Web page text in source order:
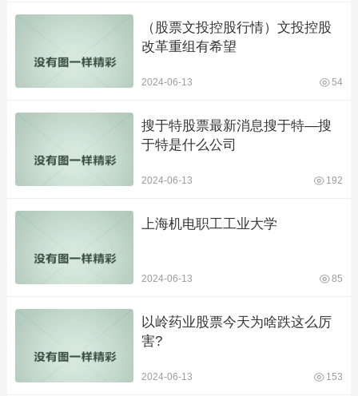
（股票文投控股行情）文投控股
改革重组有希望
2024-06-13 54
搜于特股票最新消息搜于特—搜
于特是什么公司
2024-06-13 192
上海机电职工工业大学
2024-06-13 85
以岭药业股票今天为啥跌这么厉
害?
2024-06-13 153